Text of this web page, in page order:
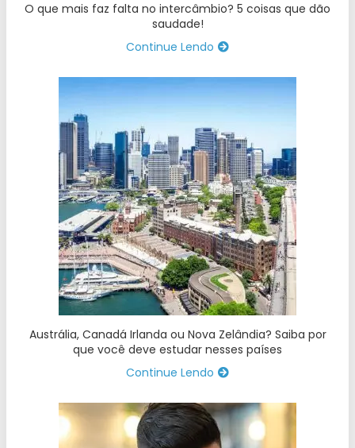
O que mais faz falta no intercâmbio? 5 coisas que dão
saudade!
Continue Lendo
Austrália, Canadá Irlanda ou Nova Zelândia? Saiba por
que você deve estudar nesses países
Continue Lendo